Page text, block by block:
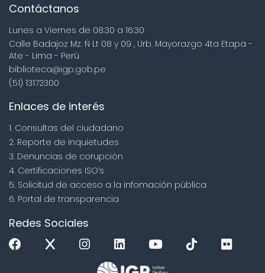
Contáctanos
Lunes a Viernes de 08:30 a 16:30
Calle Badajoz Mz. Ñ Lt 08 y 09 , Urb. Mayorazgo 4ta Etapa -
Ate - Lima - Perú
biblioteca@igp.gob.pe
(51) 13172300
Enlaces de interés
1. Consultas del ciudadano
2. Reporte de inquietudes
3. Denuncias de corupción
4. Certificaciones ISO’s
5. Solicitud de acceso a la infomación pública
6. Portal de transparencia
Redes Sociales